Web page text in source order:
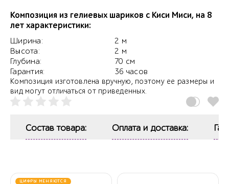
Композиция из гелиевых шариков с Киси Миси, на 8
лет характеристики:
Ширина:
Высота:
Глубина:
Гарантия:
2 м
2 м
70 см
36 часов
Композиция изготовлена вручную, поэтому ее размеры и
вид могут отличаться от приведенных.
Состав товара: Оплата и доставка:
ЦИФРЫ МЕНЯЮТСЯ